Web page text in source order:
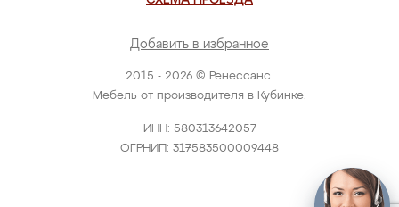
2015 - 2026 © Ренессанс.
Мебель от производителя в Кубинке.
ИНН: 580313642057
ОГРНИП: 317583500009448
Добавить в избранное